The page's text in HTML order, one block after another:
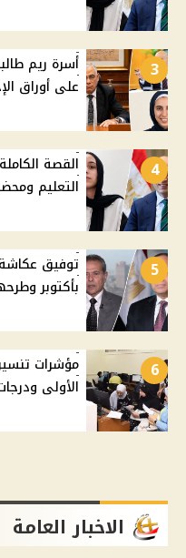
3
على أوراق
4
التعليم
5
بأكتوبر
6
الأولى
الاخبار العامة